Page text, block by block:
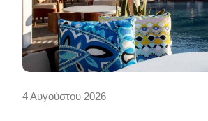
4 Αυγούστου 2026